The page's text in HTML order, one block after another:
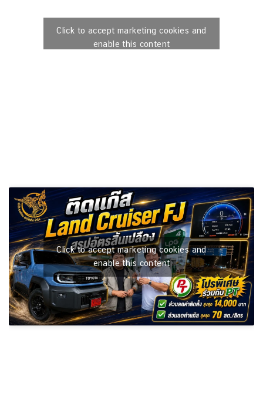
Click to accept marketing cookies and
enable this content
Click to accept marketing cookies and
enable this content